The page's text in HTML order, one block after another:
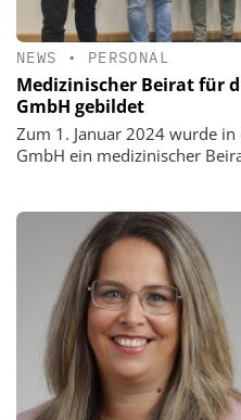
NEWS • PERSONAL
Medizinischer Beirat für
GmbH gebildet
Zum 1. Januar 2024 wurde
GmbH ein medizinischer